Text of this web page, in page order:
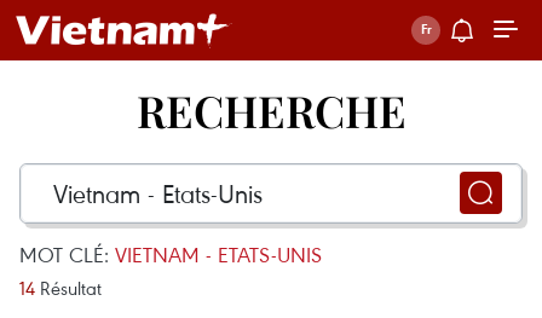
RECHERCHE
MOT CLÉ: VIETNAM - ETATS-UNIS
14 Résultat